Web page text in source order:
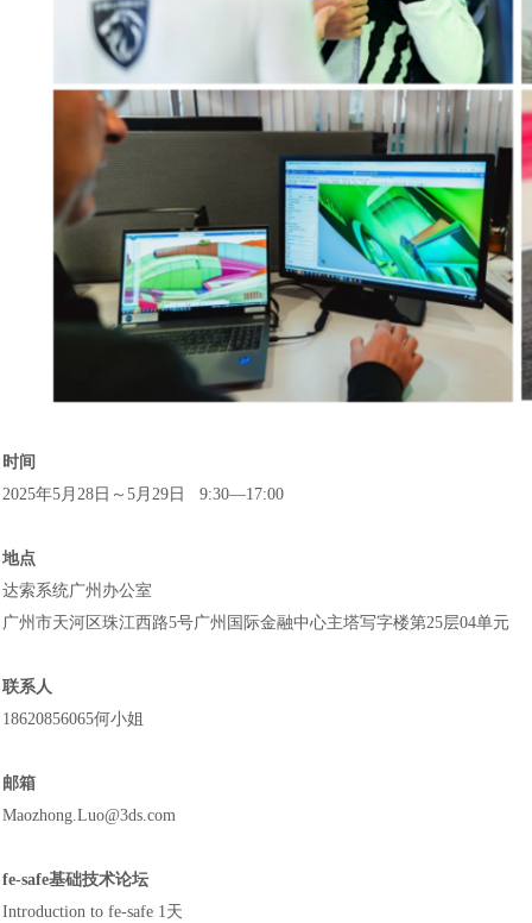
时间
2025年5月28日～5月29日 9:30—17:00
地点
达索系统广州办公室
广州市天河区珠江西路5号广州国际金融中心主塔写字楼第25层04单元
联系人
18620856065何小姐
邮箱
Maozhong.Luo@3ds.com
fe-safe基础技术论坛
Introduction to fe-safe 1天